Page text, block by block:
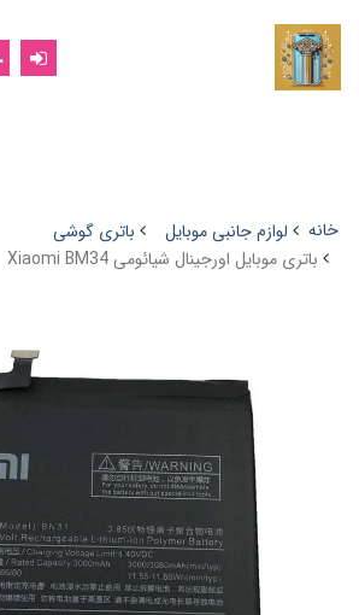
خانه لوازم جانبی موبایل
باتری گوشی
باتری موبایل اورجینال شیائومی Xiaomi BM34